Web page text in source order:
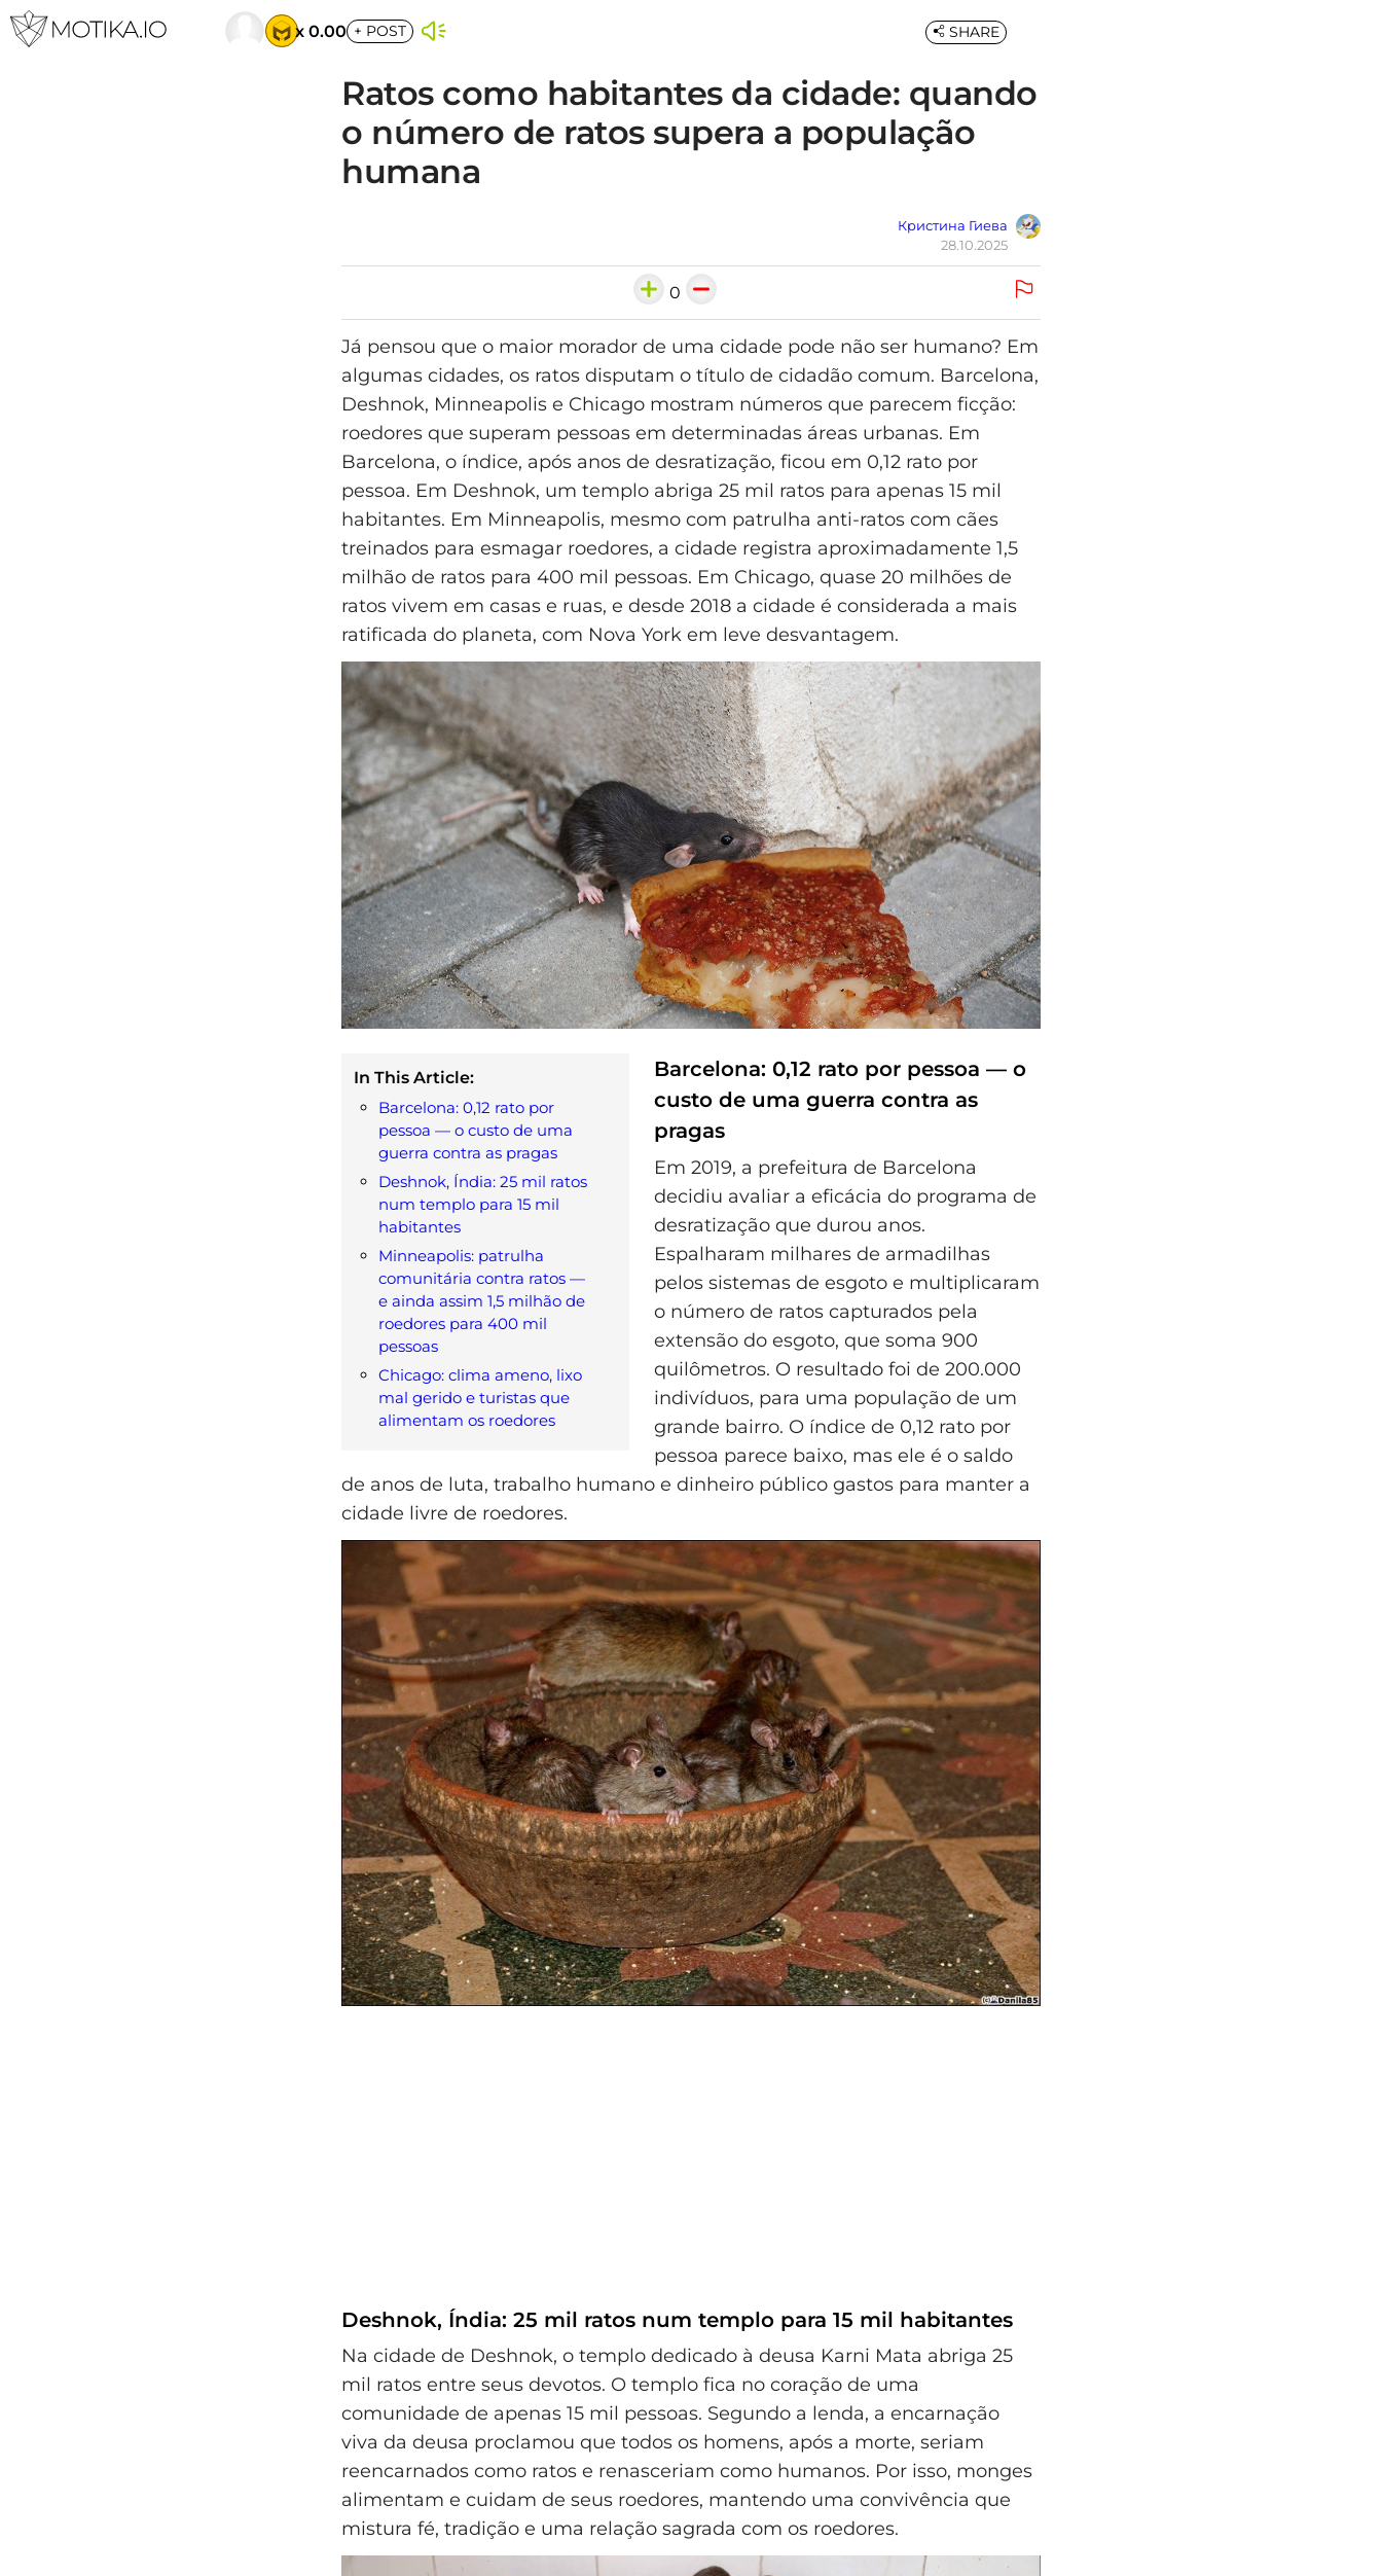
x 0.00 + POST
Ratos como habitantes da cidade: quando
o número de ratos supera a população
humana
Кристина Гиева
28.10.2025
SHARE
0
Já pensou que o maior morador de uma cidade pode não ser humano? Em
algumas cidades, os ratos disputam o título de cidadão comum. Barcelona,
Deshnok, Minneapolis e Chicago mostram números que parecem ficção:
roedores que superam pessoas em determinadas áreas urbanas. Em
Barcelona, o índice, após anos de desratização, ficou em 0,12 rato por
pessoa. Em Deshnok, um templo abriga 25 mil ratos para apenas 15 mil
habitantes. Em Minneapolis, mesmo com patrulha anti-ratos com cães
treinados para esmagar roedores, a cidade registra aproximadamente 1,5
milhão de ratos para 400 mil pessoas. Em Chicago, quase 20 milhões de
ratos vivem em casas e ruas, e desde 2018 a cidade é considerada a mais
ratificada do planeta, com Nova York em leve desvantagem.
In This Article:
Barcelona: 0,12 rato por
pessoa — o custo de uma
guerra contra as pragas
Deshnok, Índia: 25 mil ratos
num templo para 15 mil
habitantes
Minneapolis: patrulha
comunitária contra ratos —
e ainda assim 1,5 milhão de
roedores para 400 mil
pessoas
Chicago: clima ameno, lixo
mal gerido e turistas que
alimentam os roedores
Barcelona: 0,12 rato por pessoa — o
custo de uma guerra contra as
pragas
Em 2019, a prefeitura de Barcelona
decidiu avaliar a eficácia do programa de
desratização que durou anos.
Espalharam milhares de armadilhas
pelos sistemas de esgoto e multiplicaram
o número de ratos capturados pela
extensão do esgoto, que soma 900
quilômetros. O resultado foi de 200.000
indivíduos, para uma população de um
grande bairro. O índice de 0,12 rato por
pessoa parece baixo, mas ele é o saldo
de anos de luta, trabalho humano e dinheiro público gastos para manter a
cidade livre de roedores.
Deshnok, Índia: 25 mil ratos num templo para 15 mil habitantes
Na cidade de Deshnok, o templo dedicado à deusa Karni Mata abriga 25
mil ratos entre seus devotos. O templo fica no coração de uma
comunidade de apenas 15 mil pessoas. Segundo a lenda, a encarnação
viva da deusa proclamou que todos os homens, após a morte, seriam
reencarnados como ratos e renasceriam como humanos. Por isso, monges
alimentam e cuidam de seus roedores, mantendo uma convivência que
mistura fé, tradição e uma relação sagrada com os roedores.